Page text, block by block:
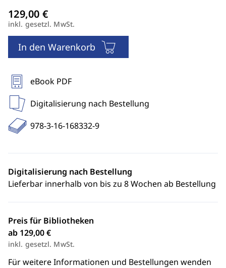
inkl. gesetzl. MwSt.
In den Warenkorb
eBook PDF
Digitalisierung nach Bestellung
978-3-16-168332-9
Digitalisierung nach Bestellung
Lieferbar innerhalb von bis zu 8 Wochen ab Bestellung
Preis für Bibliotheken
ab 129,00 €
inkl. gesetzl. MwSt.
Für weitere Informationen und Bestellungen wenden